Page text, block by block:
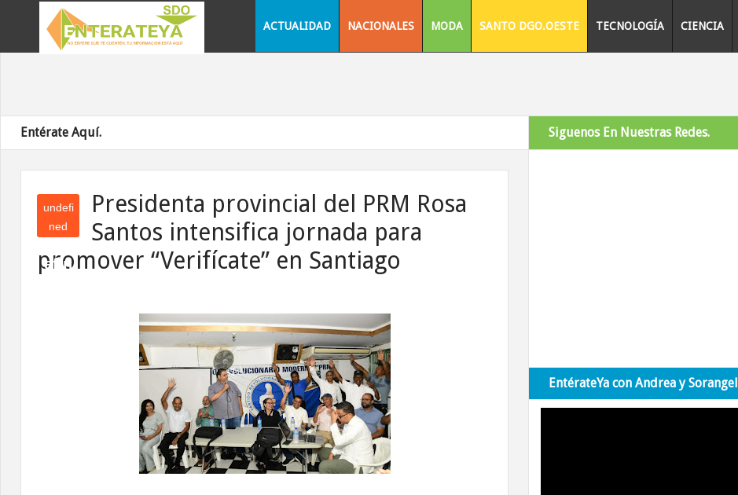
ACTUALIDAD NACIONALES MODA SANTO DGO.OESTE TECNOLOGÍA CIENCIA
Entérate Aquí.
undefi
ned
efin
Presidenta provincial del PRM Rosa
Santos intensifica jornada para
promover “Verifícate” en Santiago
Siguenos En Nuestras Redes.
EntérateYa con Andrea y Sorangel